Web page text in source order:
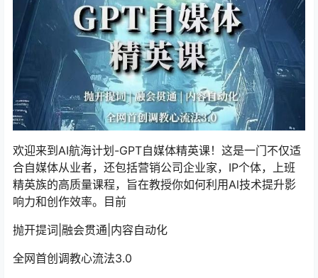
欢迎来到AI航海计划-GPT自媒体精英课！这是一门不仅适
合自媒体从业者，还包括营销公司企业家，IP个体，上班
精英族的高质量课程，旨在教授你如何利用Al技术提升影
响力和创作效率。目前
抛开提词|融会贯通|内容自动化
全网首创调教心流法3.0